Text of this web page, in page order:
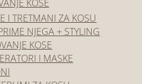
KOSE
I TRETMANI ZA KOSU
NJEGA + STYLING
KOSE
I MASKE
s punim povjerenjem.